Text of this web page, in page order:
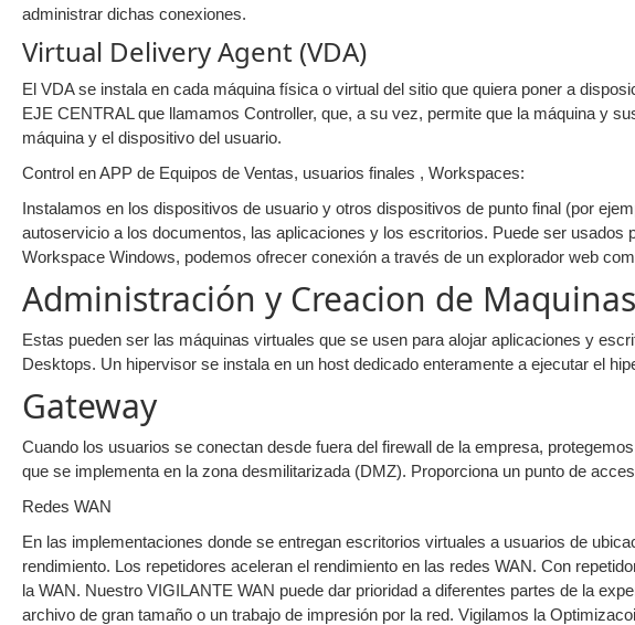
administrar dichas conexiones.
Virtual Delivery Agent (VDA)
El VDA se instala en cada máquina física o virtual del sitio que quiera poner a
EJE CENTRAL que llamamos Controller, que, a su vez, permite que la máquina y
máquina y el dispositivo del usuario.
Control en APP de Equipos de Ventas, usuarios finales , Workspaces:
Instalamos en los dispositivos de usuario y otros dispositivos de punto final (por
autoservicio a los documentos, las aplicaciones y los escritorios. Puede ser
Workspace Windows, podemos ofrecer conexión a través de un explorador web
Administración y Creacion de
Estas pueden ser las máquinas virtuales que se usen para alojar aplicaciones y
Desktops. Un hipervisor se instala en un host dedicado enteramente a ejecutar el
Gateway
Cuando los usuarios se conectan desde fuera del firewall de la empresa,
que se implementa en la zona desmilitarizada (DMZ). Proporciona un punto de
Redes WAN
En las implementaciones donde se entregan escritorios virtuales a usuarios de
rendimiento. Los repetidores aceleran el rendimiento en las redes WAN. Con
la WAN. Nuestro VIGILANTE WAN puede dar prioridad a diferentes partes de la
archivo de gran tamaño o un trabajo de impresión por la red. Vigilamos la